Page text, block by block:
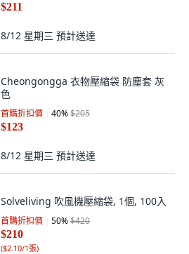
$211
8/12 星期三 預計送達
Cheongongga 衣物壓縮袋 防塵套 灰
色
首購折扣價 40%$205
$123
8/12 星期三 預計送達
Solveliving 吹風機壓縮袋, 1個, 100入
首購折扣價 50%$420
$210
($2.10/1張)